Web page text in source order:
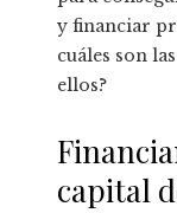
y financiar
cuáles son
ellos?
capital